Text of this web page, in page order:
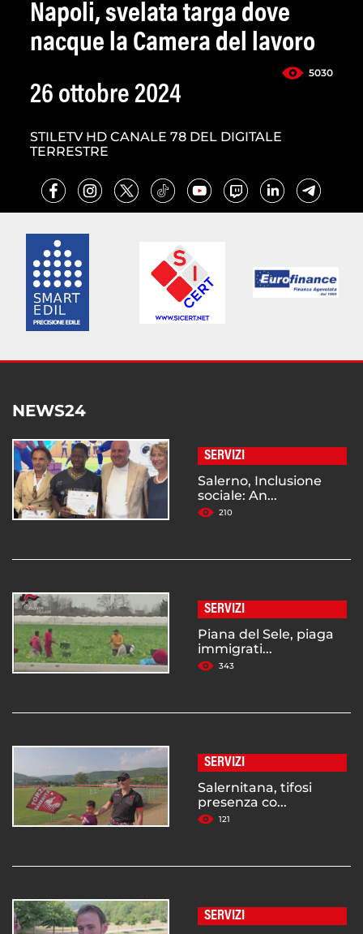
Napoli, svelata targa dove
nacque la Camera del lavoro
5030
26 ottobre 2024
STILETV HD CANALE 78 DEL DIGITALE
TERRESTRE
NEWS24
SERVIZI
Salerno, Inclusione
sociale: An...
210
SERVIZI
Piana del Sele, piaga
immigrati...
343
SERVIZI
Salernitana, tifosi
presenza co...
121
SERVIZI